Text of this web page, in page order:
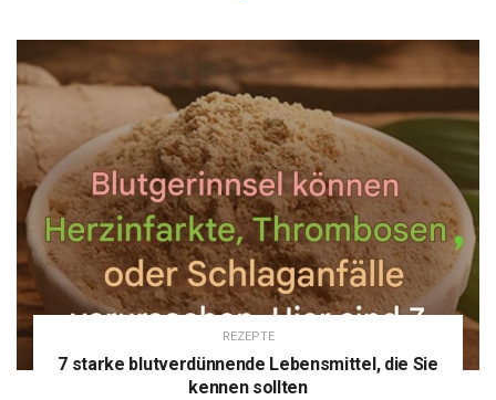
REZEPTE
7 starke blutverdünnende Lebensmittel, die Sie
kennen sollten